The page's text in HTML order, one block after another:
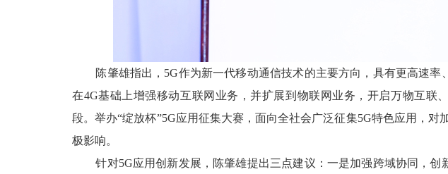
陈肇雄指出， 5G作为新一代移动通信技术的主要方向，具有更高速率
在4G基础上增强移动互联网业务，并扩展到物联网业务，开启万物互联
段。举办“绽放杯”5G应用征集大赛，面向全社会广泛征集5G特色应用，对
极影响。
针对5G应用创新发展，陈肇雄提出三点建议：一是加强跨域协同，创